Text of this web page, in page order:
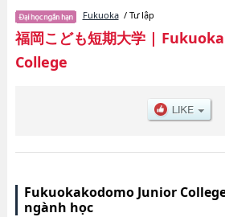
thông tin cần thiết dành cho du học sinh, như
ngành học, thông tin liên quan đến thi tuyển
lượng trúng tuyển, cở sở trang thiết bị, hướng
Fukuoka/ Tư lập
福岡こども短期大学|
College
Fukuokakodomo Junior
ngành học